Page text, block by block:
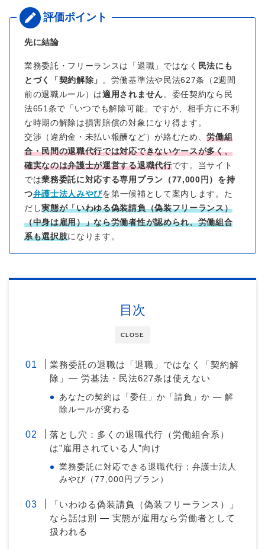
先に結論
業務委託・フリーランスは「退職」ではなく 民法にも
とづく「契約解除」 。労働基準法や民法627条（2週間
前の退職ルール）は適用されません。委任契約なら民
法651条で「いつでも解除可能」ですが、相手方に不利
な時期の解除は損害賠償の対象になり得ます。
交渉（違約金・未払い報酬など）が絡むため、労働組
合・民間の退職代行では対応できないケースが多く、
確実なのは弁護士が運営する退職代行です。当サイト
では業務委託に対応する専用プラン（77,000円）を持
つ弁護士法人みやびを第一候補として案内します。た
だし実態が「いわゆる偽装請負（偽装フリーランス）
（中身は雇用）」なら労働者性が認められ、労働組合
系も選択肢になります。
CLOSE
目次
業務委託の退職は「退職」ではなく「契約解
除」— 労基法・民法627条は使えない
あなたの契約は「委任」か「請負」か — 解
除ルールが変わる
落とし穴：多くの退職代行（労働組合系）
は”雇用されている人”向け
業務委託に対応できる退職代行：弁護士法人
みやび（77,000円プラン）
「いわゆる偽装請負（偽装フリーランス）」
なら話は別 — 実態が雇用なら労働者として
扱われる